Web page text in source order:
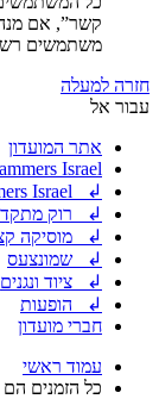
קשר”, אם
משתמשים
חזרה למעלה
עבור אל
אתר המועדון
Israel
↲ The Theatre of YtseJammers Israel
↲ רוק
↲ מוסיקה
↲ שמונצעס
↲ ציוד ונגנים
↲ הופעות
חברי מועדון
עמוד ראשי
כל הזמנים הם